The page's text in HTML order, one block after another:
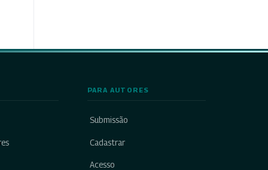
PARA AUTORES
Submissão
Cadastrar
Acesso